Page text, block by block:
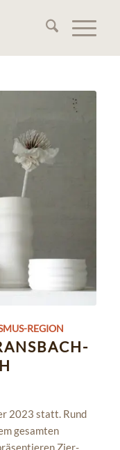
REGION
2023 statt. Rund
gesamten
Zier-,